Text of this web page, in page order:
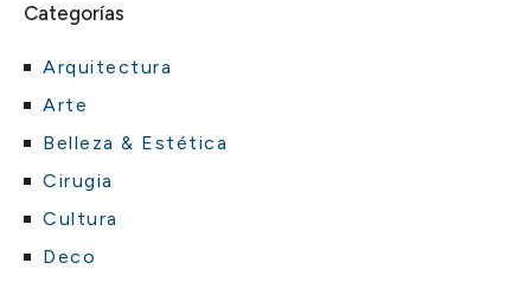
Categorías
Arquitectura
Arte
Belleza & Estética
Cirugia
Cultura
Deco